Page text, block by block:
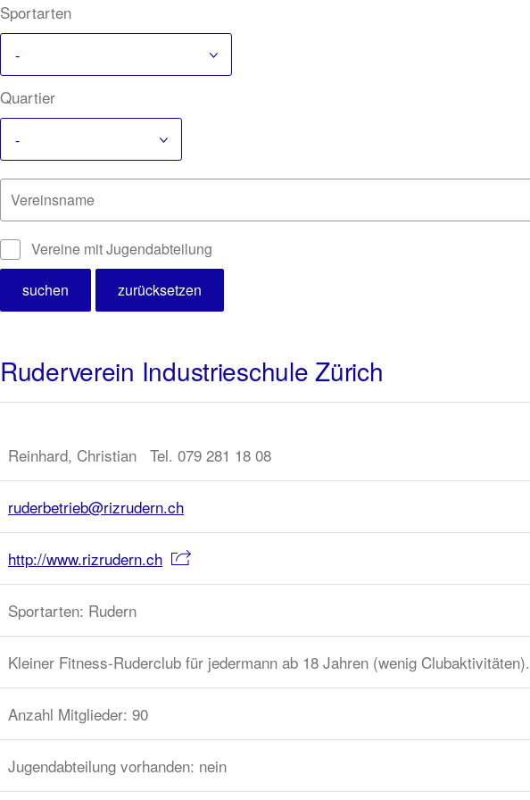
Sportarten
-
Quartier
-
Vereinsname
Vereine mit Jugendabteilung
Ruderverein Industrieschule Zürich
Reinhard, Christian Tel. 079 281 18 08
ruderbetrieb@rizrudern.ch
http://www.rizrudern.ch
Sportarten: Rudern
Kleiner Fitness-Ruderclub für jedermann ab 18 Jahren (wenig Clubaktivitäten).
Anzahl Mitglieder: 90
Jugendabteilung vorhanden: nein